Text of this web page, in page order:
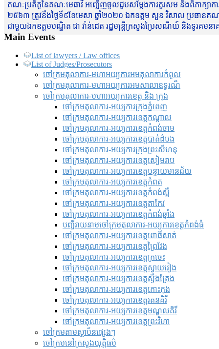
គណៈប្រតិភូនៃគណៈមេធាវី អញ្ជើញចូលជួបសម្តែងការគួរសម និងពិភាក្សាកា
២៥៦៣ ត្រូវនឹងថ្ងៃទី៩ខែមេសា ឆ្នាំ២០២០ ឯកឧត្តម សួន វិសាល ប្រធានគណ
ជាមួយឯកឧត្តមបណ្ឌិត ជា វ៉ាន់ដេត រដ្ឋមន្រ្តីក្រសួងប្រៃសណីយ៍ និងទូរគ
Main Events
List of lawyers / Law offices
List of Judges/Prosecutors
ចៅក្រមតុលាការ-មហាអយ្យការអមតុលាការកំពូល
ចៅក្រមតុលាការ-មហាអយ្យការអមសាលាឧទ្ធរណ៏
ចៅក្រមតុលាការ-មហាអយ្យការខេត្ត និង ក្រុង
ចៅក្រមតុលាការ-អយ្យការក្រុងភ្នំពេញ
ចៅក្រមតុលាការ-អយ្យការខេត្តកណ្តាល
ចៅក្រមតុលាការ-អយ្យការខេត្តកំពង់ចាម
ចៅក្រមតុលាការ-អយ្យការខេត្តបាត់ដំបង
ចៅក្រមតុលាការ-អយ្យការ​ក្រុងព្រះសីហនុ
ចៅក្រមតុលាការ-អយ្យការខេត្តសៀមរាប
ចៅក្រមតុលាការ-អយ្យការខេត្តបន្ទាយមានជ័យ
ចៅក្រមតុលាការ-អយ្យការខេត្តកំពត
ចៅក្រមតុលាការ-អយ្យការខេត្តកំពង់ស្ពឺ
ចៅក្រមតុលាការ-អយ្យការខេត្តតាកែវ
ចៅក្រមតុលាការ-អយ្យការខេត្តកំពង់ឆ្នាំង
បញ្ជីរាយនាមចៅក្រមតុលាការ-អយ្យការខេត្តកំពង់ធំ
ចៅក្រមតុលាការ-អយ្យការខេត្តពោធិ៍សាត់
ចៅក្រមតុលាការ-អយ្យការខេត្តព្រៃវែង
ចៅក្រមតុលាការ-អយ្យការខេត្តក្រចេះ
ចៅក្រមតុលាការ-អយ្យការខេត្តស្វាយរៀង
ចៅក្រមតុលាការ-អយ្យការខេត្តស្ទឹងត្រែង
ចៅក្រមតុលាការ-អយ្យការខេត្តកោះកុង
ចៅក្រមតុលាការ-អយ្យការខេត្តរតនគិរី
ចៅក្រមតុលាការ-អយ្យការខេត្តមណ្ឌលគិរី
ចៅក្រមតុលាការ-អយ្យការខេត្តព្រះវិហា
ចៅក្រមតាមស្ថាប័នផ្សេងៗ
ចៅក្រមនៅក្រសួងយុត្តិធម៌